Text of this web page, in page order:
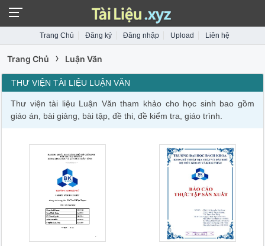
Trang Chủ Đăng ký Đăng nhập Upload Liên hệ
Trang Chủ › Luận Văn
THƯ VIỆN TÀI LIỆU LUẬN VĂN
Thư viện tài liệu Luận Văn tham khảo cho học sinh bao gồm
giáo án, bài giảng, bài tập, đề thi, đề kiểm tra, giáo trình.